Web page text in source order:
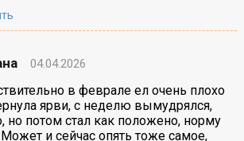
04.04.2026
в феврале ел очень плохо
ярви, с неделю вымудрялся,
но потом стал как положено, норму
и сейчас опять тоже самое,